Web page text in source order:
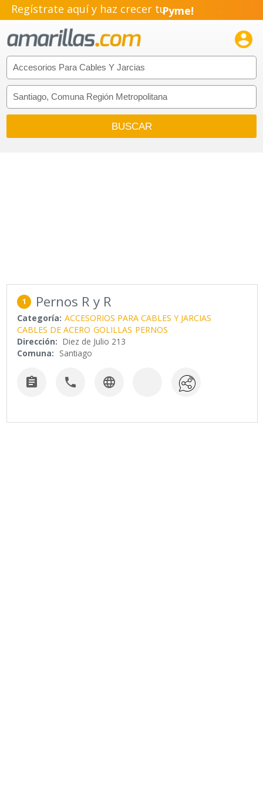
Regístrate aquí y haz crecer tuPyme!
Emprendimiento!

1 Pernos R y R
Categoría: ACCESORIOS PARA CABLES Y JARCIAS
CABLES DE ACERO GOLILLAS PERNOS
Dirección: Diez de Julio 213
Comuna: Santiago
  